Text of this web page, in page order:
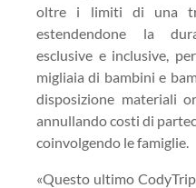
oltre i limiti di una
estendendone la
esclusive e inclusive,
migliaia di bambini e
disposizione materiali
annullando costi di
coinvolgendo le famiglie.
«Questo ultimo